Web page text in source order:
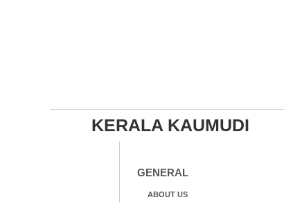
KERALA KAUMUDI
GENERAL
ABOUT US